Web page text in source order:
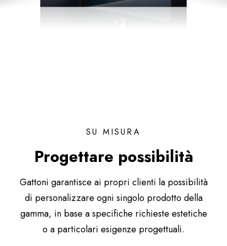
SU MISURA
Progettare possibilità
Gattoni garantisce ai propri clienti la possibilità
di personalizzare ogni singolo prodotto della
gamma, in base a specifiche richieste estetiche
o a particolari esigenze progettuali.